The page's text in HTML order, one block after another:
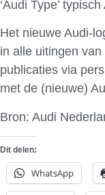
‘Audi Type’ typisch
Het nieuwe Audi-
in alle uitingen
publicaties via
met de (nieuwe)
Bron: Audi
Dit delen:
WhatsApp